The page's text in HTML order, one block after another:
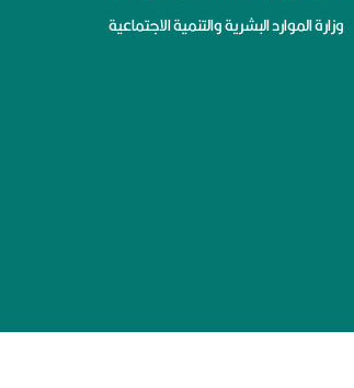
وزارة الموارد البشرية والتنمية الاجتماعية